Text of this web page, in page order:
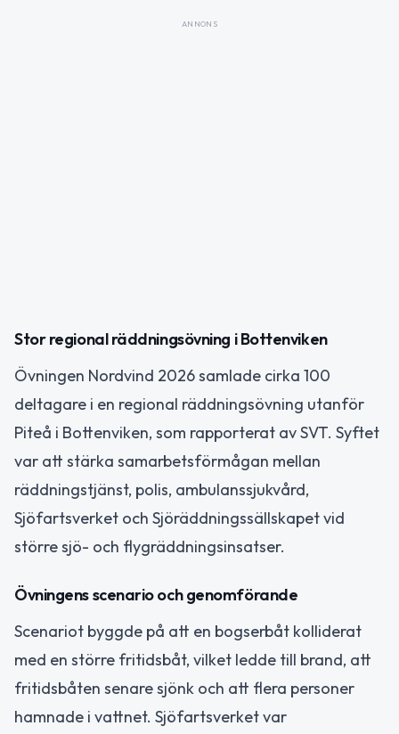
ANNONS
Stor regional räddningsövning i Bottenviken
Övningen Nordvind 2026 samlade cirka 100
deltagare i en regional räddningsövning utanför
Piteå i Bottenviken, som rapporterat av SVT. Syftet
var att stärka samarbetsförmågan mellan
räddningstjänst, polis, ambulanssjukvård,
Sjöfartsverket och Sjöräddningssällskapet vid
större sjö- och flygräddningsinsatser.
Övningens scenario och genomförande
Scenariot byggde på att en bogserbåt kolliderat
med en större fritidsbåt, vilket ledde till brand, att
fritidsbåten senare sjönk och att flera personer
hamnade i vattnet. Sjöfartsverket var